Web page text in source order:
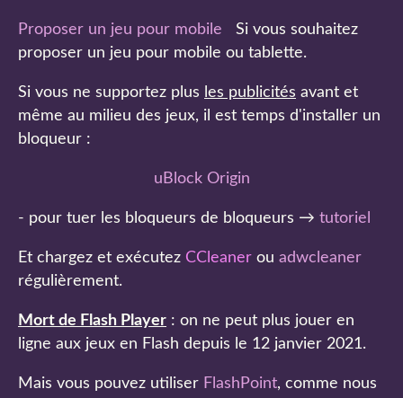
Proposer un jeu pour mobile Si vous souhaitez
proposer un jeu pour mobile ou tablette.
Si vous ne supportez plus les publicités avant et
même au milieu des jeux, il est temps d'installer un
bloqueur :
uBlock Origin
- pour tuer les bloqueurs de bloqueurs → tutoriel
Et chargez et exécutez CCleaner ou adwcleaner
régulièrement.
Mort de Flash Player : on ne peut plus jouer en
ligne aux jeux en Flash depuis le 12 janvier 2021.
Mais vous pouvez utiliser FlashPoint, comme nous